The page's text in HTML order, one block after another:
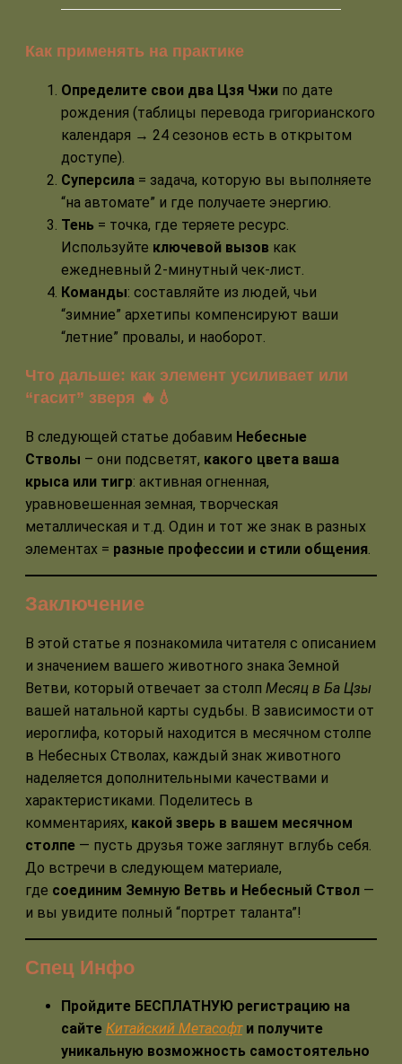
Как применять на практике
Определите свои два Цзя Чжи по дате
рождения (таблицы перевода григорианского
календаря → 24 сезонов есть в открытом
доступе).
Суперсила = задача, которую вы выполняете
“на автомате” и где получаете энергию.
Тень = точка, где теряете ресурс.
Используйте ключевой вызов как
ежедневный 2-минутный чек-лист.
Команды: составляйте из людей, чьи
“зимние” архетипы компенсируют ваши
“летние” провалы, и наоборот.
Что дальше: как элемент усиливает или
“гасит” зверя 🔥💧
В следующей статье добавим Небесные
Стволы – они подсветят, какого цвета ваша
крыса или тигр: активная огненная,
уравновешенная земная, творческая
металлическая и т.д. Один и тот же знак в разных
элементах = разные профессии и стили общения.
Заключение
В этой статье я познакомила читателя с описанием
и значением вашего животного знака Земной
Ветви, который отвечает за столп Месяц в Ба Цзы
вашей натальной карты судьбы. В зависимости от
иероглифа, который находится в месячном столпе
в Небесных Стволах, каждый знак животного
наделяется дополнительными качествами и
характеристиками. Поделитесь в
комментариях, какой зверь в вашем месячном
столпе — пусть друзья тоже заглянут вглубь себя.
До встречи в следующем материале,
где соединим Земную Ветвь и Небесный Ствол —
и вы увидите полный “портрет таланта”!
Спец Инфо
Пройдите БЕСПЛАТНУЮ регистрацию на
сайте Китайский Метасофт и получите
уникальную возможность самостоятельно